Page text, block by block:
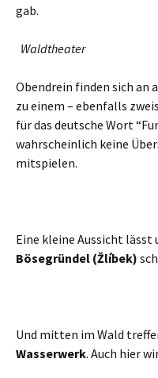
gab.
Waldtheater
Obendrein finden sich an
zu einem – ebenfalls
für das deutsche Wort
wahrscheinlich keine
mitspielen.
Eine kleine Aussicht
Bösegründel (Žlíbek)
Und mitten im Wald
Wasserwerk. Auch hier